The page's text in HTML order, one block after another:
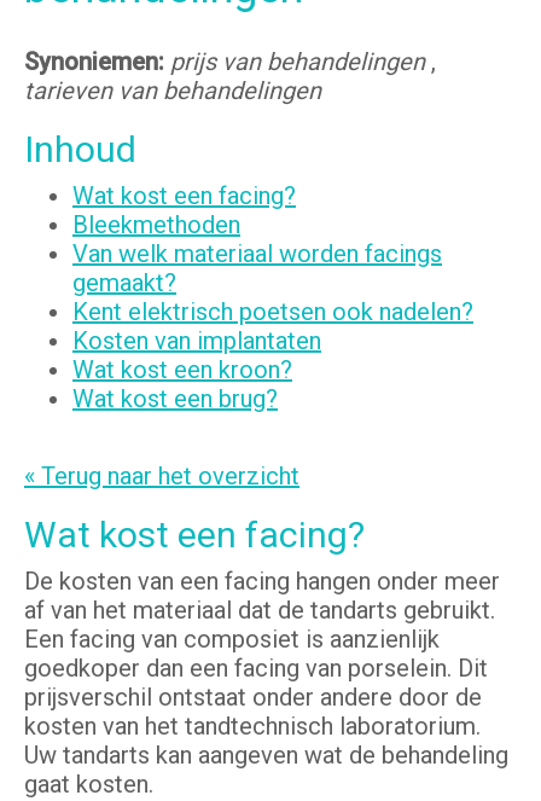
Synoniemen: prijs van behandelingen,
tarieven van behandelingen
Inhoud
Wat kost een facing?
Bleekmethoden
Van welk materiaal worden facings
gemaakt?
Kent elektrisch poetsen ook nadelen?
Kosten van implantaten
Wat kost een kroon?
Wat kost een brug?
« Terug naar het overzicht
Wat kost een facing?
De kosten van een facing hangen onder meer
af van het materiaal dat de tandarts gebruikt.
Een facing van composiet is aanzienlijk
goedkoper dan een facing van porselein. Dit
prijsverschil ontstaat onder andere door de
kosten van het tandtechnisch laboratorium.
Uw tandarts kan aangeven wat de behandeling
gaat kosten.